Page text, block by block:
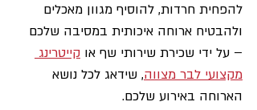
להפחית חרדות, להוסיף מגוון מאכלים
ולהבטיח ארוחה איכותית במסיבה שלכם
– על ידי שכירת שירותי שף או קייטרינג
מקצועי לבר מצווה, שידאג לכל נושא
הארוחה באירוע שלכם.